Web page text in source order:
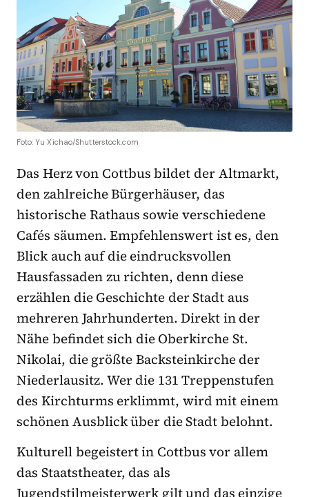
Foto: Yu Xichao/Shutterstock.com
Das Herz von Cottbus bildet der Altmarkt,
den zahlreiche Bürgerhäuser, das
historische Rathaus sowie verschiedene
Cafés säumen. Empfehlenswert ist es, den
Blick auch auf die eindrucksvollen
Hausfassaden zu richten, denn diese
erzählen die Geschichte der Stadt aus
mehreren Jahrhunderten. Direkt in der
Nähe befindet sich die Oberkirche St.
Nikolai, die größte Backsteinkirche der
Niederlausitz. Wer die 131 Treppenstufen
des Kirchturms erklimmt, wird mit einem
schönen Ausblick über die Stadt belohnt.
Kulturell begeistert in Cottbus vor allem
das Staatstheater, das als
Jugendstilmeisterwerk gilt und das einzige